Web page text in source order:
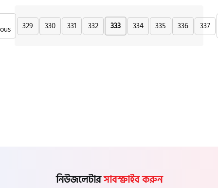
329 330 331 332 333 334 335 336 337
নিউজলেটারসাবস্ক্রাইব করুন